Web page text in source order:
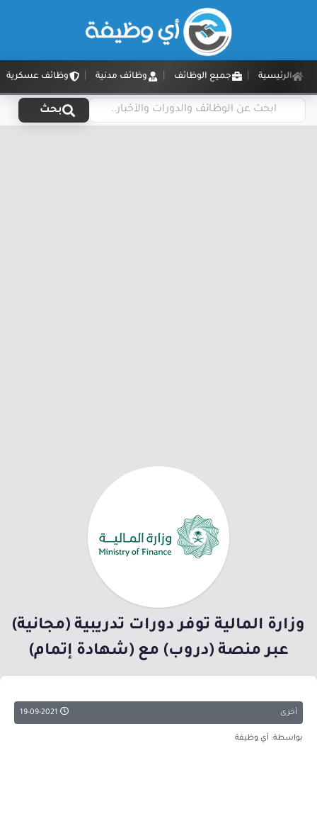
الرئيسية جميع الوظائف وظائف مدنية وظائف عسكرية
بحث
وزارة المالية توفر دورات تدريبية (مجانية)
عبر منصة (دروب) مع (شهادة إتمام)
أخرى
بواسطة: أي وظيفة